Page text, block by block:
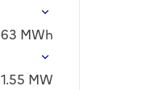
MWh
1.55 MW